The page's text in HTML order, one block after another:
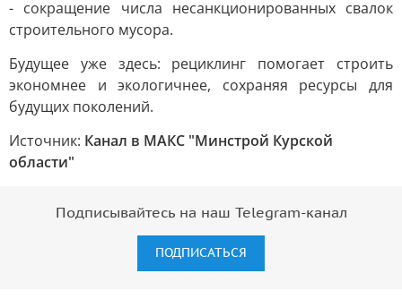
- сокращение числа несанкционированных свалок
строительного мусора.
Будущее уже здесь: рециклинг помогает строить
экономнее и экологичнее, сохраняя ресурсы для
будущих поколений.
Источник: Канал в МАКС "Минстрой Курской
области"
Подписывайтесь на наш Telegram-канал
ПОДПИСАТЬСЯ